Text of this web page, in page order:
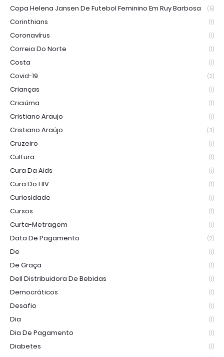
Copa Helena Jansen De Futebol Feminino Em Ruy Barbosa (5)
Corinthians (1)
Coronavírus (1)
Correia Do Norte (1)
Costa (1)
Covid-19 (2)
Crianças (1)
Criciúma (1)
Cristiano Araujo (1)
Cristiano Araújo (3)
Cruzeiro (1)
Cultura (1)
Cura Da Aids (1)
Cura Do HIV (1)
Curiosidade (1)
Cursos (1)
Curta-Metragem (1)
Data De Pagamento (2)
De (1)
De Graça (1)
Dell Distribuidora De Bebidas (1)
Democráticos (1)
Desafio (1)
Dia (1)
Dia De Pagamento (1)
Diabetes (1)